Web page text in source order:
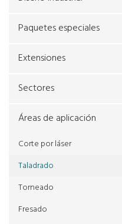
Paquetes especiales
Extensiones
Sectores
Áreas de aplicación
Corte por láser
Taladrado
Torneado
Fresado